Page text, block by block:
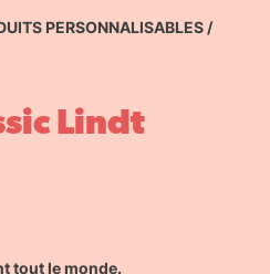
PERSONNALISABLES /
Lindt
tout le monde.